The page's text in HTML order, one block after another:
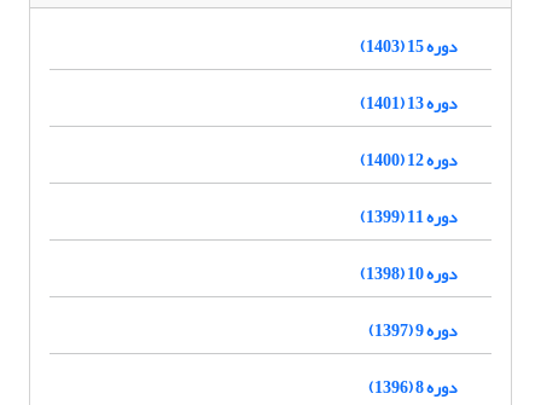
دوره 15 (1403)
دوره 13 (1401)
دوره 12 (1400)
دوره 11 (1399)
دوره 10 (1398)
دوره 9 (1397)
دوره 8 (1396)